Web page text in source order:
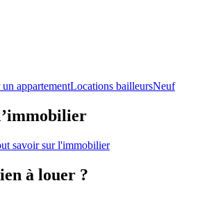
appartementLocations bailleursNeuf
savoir sur l'immobilier
à louer ?